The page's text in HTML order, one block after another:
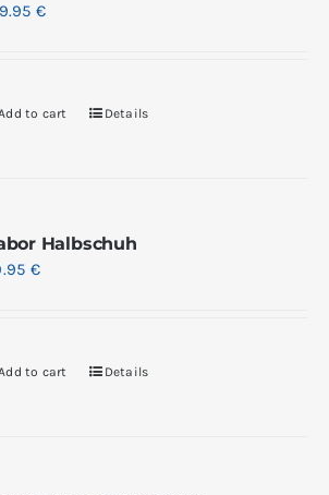
€
to cart Details
Halbschuh
€
to cart Details